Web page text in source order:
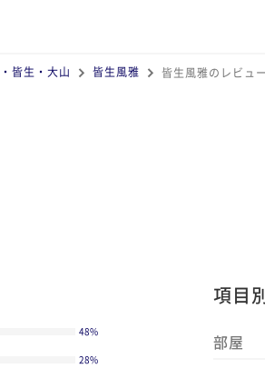
皆生・大山 皆生風雅 皆生風雅のレビュー
48%
28%
項目
部屋